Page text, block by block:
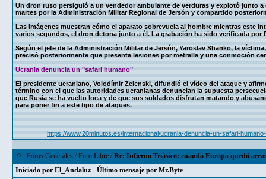
Un dron ruso persiguió a un vendedor ambulante de verduras y explotó junto
martes por la Administración Militar Regional de Jersón y compartido
Las imágenes muestran cómo el aparato sobrevuela al hombre mientras este
varios segundos, el dron detona junto a él. La grabación ha sido verificada por
Según el jefe de la Administración Militar de Jersón, Yaroslav Shanko, la
precisó posteriormente que presenta lesiones por metralla y una conmoción
Ucrania denuncia un "safari humano"
El presidente ucraniano, Volodímir Zelenski, difundió el vídeo del ataque y
término con el que las autoridades ucranianas denuncian la supuesta
que Rusia se ha vuelto loca y de que sus soldados disfrutan matando y
para poner fin a este tipo de ataques.
https://www.20minutos.es/internacional/ucrania-denuncia-un-safari-
9 Foros Generales /Foro Libre /Re: Infierno Triásico: cuando Europa quedó
Iniciado por El_Andaluz- Último mensaje por Mr.Byte